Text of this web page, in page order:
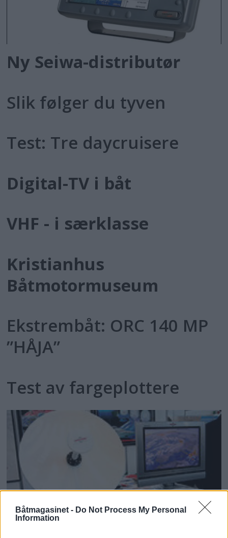
Båtmagasinet - Do Not Process My Personal
Information
Ny Seiwa-distributør
Slik følger du tyven
Test: Tre daycruisere
Digital-TV i båt
VHF - i særklasse
Kristianhus
Båtmotormuseum
Ekstrembåt: ORC 140 MP
”HÅJA”
Test av fargeplottere